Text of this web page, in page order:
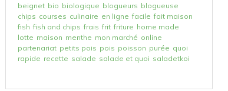
beignet bio biologique blogueurs blogueuse
chips courses culinaire en ligne facile fait maison
fish fish and chips frais frit friture home made
lotte maison menthe mon marché online
partenariat petits pois pois poisson purée quoi
rapide recette salade salade et quoi saladetkoi